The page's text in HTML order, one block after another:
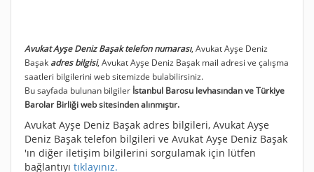
Avukat Ayşe Deniz Başak telefon numarası, Avukat Ayşe Deniz
Başak adres bilgisi, Avukat Ayşe Deniz Başak mail adresi ve çalışma
saatleri bilgilerini web sitemizde bulabilirsiniz.
Bu sayfada bulunan bilgiler İstanbul Barosu levhasından ve Türkiye
Barolar Birliği web sitesinden alınmıştır.
Avukat Ayşe Deniz Başak adres bilgileri, Avukat Ayşe
Deniz Başak telefon bilgileri ve Avukat Ayşe Deniz Başak
'ın diğer iletişim bilgilerini sorgulamak için lütfen
bağlantıyı tıklayınız.